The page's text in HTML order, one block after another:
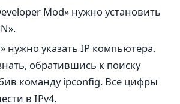
Mod» нужно установить
нужно указать IP компьютера.
обратившись к поиску
команду ipconfig. Все цифры
в IPv4.